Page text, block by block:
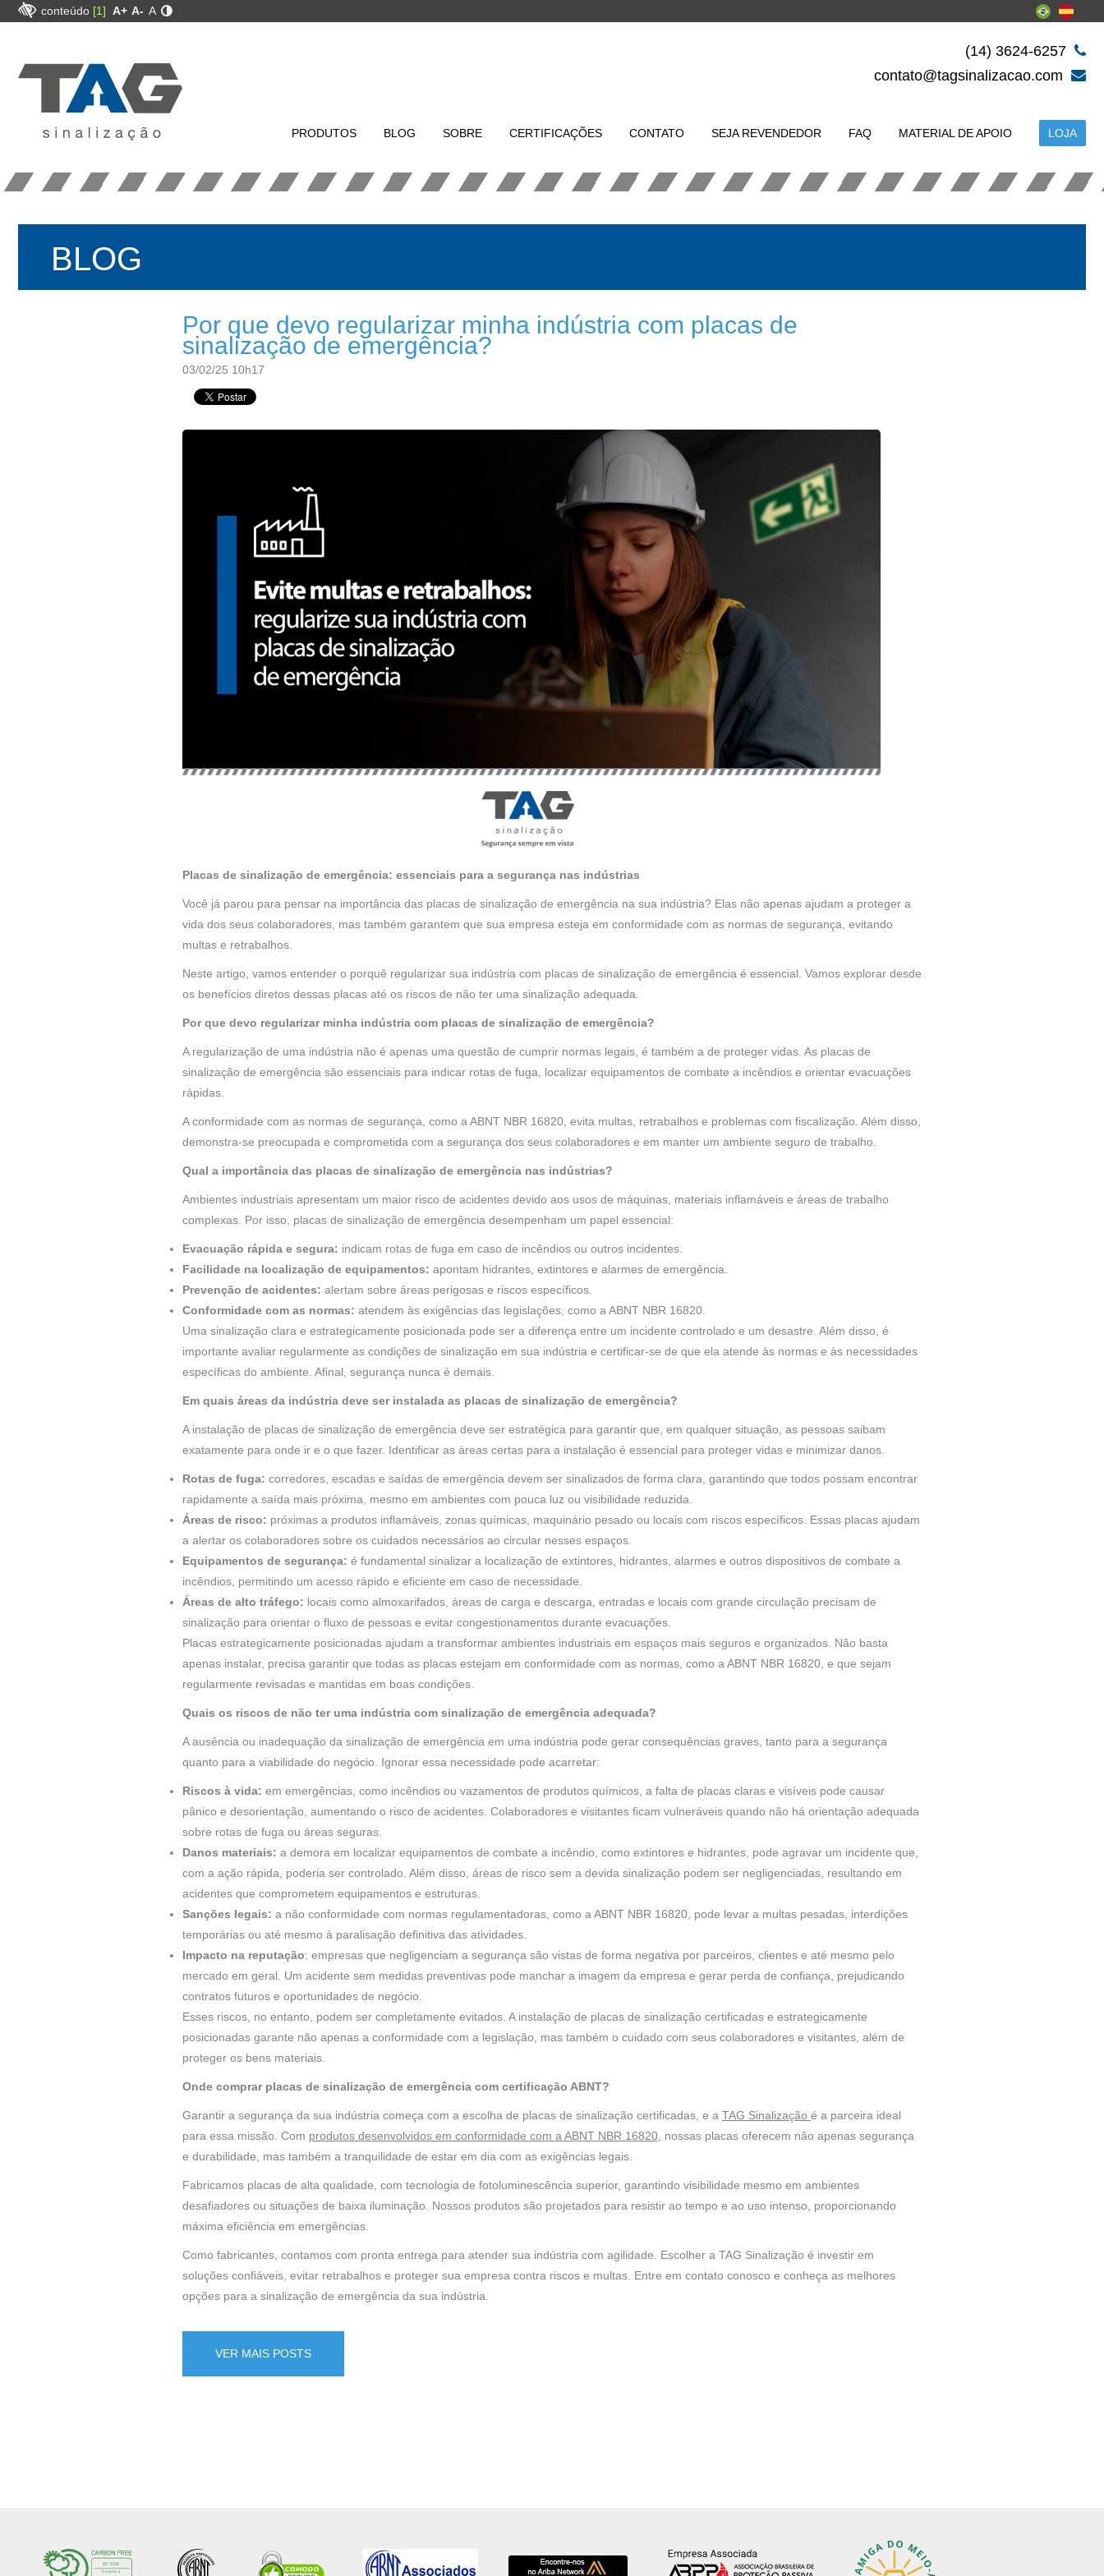
conteúdo [1] A+ A- A
(14) 3624-6257
contato@tagsinalizacao.com
PRODUTOS BLOG SOBRE CERTIFICAÇÕES CONTATO SEJA REVENDEDOR FAQ MATERIAL DE APOIO LOJA
BLOG
Por que devo regularizar minha indústria com placas de
sinalização de emergência?
03/02/25 10h17
Placas de sinalização de emergência: essenciais para a segurança nas indústrias
Você já parou para pensar na importância das placas de sinalização de emergência na sua indústria? Elas não apenas ajudam a proteger a
vida dos seus colaboradores, mas também garantem que sua empresa esteja em conformidade com as normas de segurança, evitando
multas e retrabalhos.
Neste artigo, vamos entender o porquê regularizar sua indústria com placas de sinalização de emergência é essencial. Vamos explorar desde
os benefícios diretos dessas placas até os riscos de não ter uma sinalização adequada.
Por que devo regularizar minha indústria com placas de sinalização de emergência?
A regularização de uma indústria não é apenas uma questão de cumprir normas legais, é também a de proteger vidas. As placas de
sinalização de emergência são essenciais para indicar rotas de fuga, localizar equipamentos de combate a incêndios e orientar evacuações
rápidas.
A conformidade com as normas de segurança, como a ABNT NBR 16820, evita multas, retrabalhos e problemas com fiscalização. Além disso,
demonstra-se preocupada e comprometida com a segurança dos seus colaboradores e em manter um ambiente seguro de trabalho.
Qual a importância das placas de sinalização de emergência nas indústrias?
Ambientes industriais apresentam um maior risco de acidentes devido aos usos de máquinas, materiais inflamáveis e áreas de trabalho
complexas. Por isso, placas de sinalização de emergência desempenham um papel essencial:
Evacuação rápida e segura: indicam rotas de fuga em caso de incêndios ou outros incidentes.
Facilidade na localização de equipamentos: apontam hidrantes, extintores e alarmes de emergência.
Prevenção de acidentes: alertam sobre áreas perigosas e riscos específicos.
Conformidade com as normas: atendem às exigências das legislações, como a ABNT NBR 16820.
Uma sinalização clara e estrategicamente posicionada pode ser a diferença entre um incidente controlado e um desastre. Além disso, é
importante avaliar regularmente as condições de sinalização em sua indústria e certificar-se de que ela atende às normas e às necessidades
específicas do ambiente. Afinal, segurança nunca é demais.
Em quais áreas da indústria deve ser instalada as placas de sinalização de emergência?
A instalação de placas de sinalização de emergência deve ser estratégica para garantir que, em qualquer situação, as pessoas saibam
exatamente para onde ir e o que fazer. Identificar as áreas certas para a instalação é essencial para proteger vidas e minimizar danos.
Rotas de fuga: corredores, escadas e saídas de emergência devem ser sinalizados de forma clara, garantindo que todos possam encontrar
rapidamente a saída mais próxima, mesmo em ambientes com pouca luz ou visibilidade reduzida.
Áreas de risco: próximas a produtos inflamáveis, zonas químicas, maquinário pesado ou locais com riscos específicos. Essas placas ajudam
a alertar os colaboradores sobre os cuidados necessários ao circular nesses espaços.
Equipamentos de segurança: é fundamental sinalizar a localização de extintores, hidrantes, alarmes e outros dispositivos de combate a
incêndios, permitindo um acesso rápido e eficiente em caso de necessidade.
Áreas de alto tráfego: locais como almoxarifados, áreas de carga e descarga, entradas e locais com grande circulação precisam de
sinalização para orientar o fluxo de pessoas e evitar congestionamentos durante evacuações.
Placas estrategicamente posicionadas ajudam a transformar ambientes industriais em espaços mais seguros e organizados. Não basta
apenas instalar, precisa garantir que todas as placas estejam em conformidade com as normas, como a ABNT NBR 16820, e que sejam
regularmente revisadas e mantidas em boas condições.
Quais os riscos de não ter uma indústria com sinalização de emergência adequada?
A ausência ou inadequação da sinalização de emergência em uma indústria pode gerar consequências graves, tanto para a segurança
quanto para a viabilidade do negócio. Ignorar essa necessidade pode acarretar:
Riscos à vida: em emergências, como incêndios ou vazamentos de produtos químicos, a falta de placas claras e visíveis pode causar
pânico e desorientação, aumentando o risco de acidentes. Colaboradores e visitantes ficam vulneráveis quando não há orientação adequada
sobre rotas de fuga ou áreas seguras.
Danos materiais: a demora em localizar equipamentos de combate a incêndio, como extintores e hidrantes, pode agravar um incidente que,
com a ação rápida, poderia ser controlado. Além disso, áreas de risco sem a devida sinalização podem ser negligenciadas, resultando em
acidentes que comprometem equipamentos e estruturas.
Sanções legais: a não conformidade com normas regulamentadoras, como a ABNT NBR 16820, pode levar a multas pesadas, interdições
temporárias ou até mesmo à paralisação definitiva das atividades.
Impacto na reputação: empresas que negligenciam a segurança são vistas de forma negativa por parceiros, clientes e até mesmo pelo
mercado em geral. Um acidente sem medidas preventivas pode manchar a imagem da empresa e gerar perda de confiança, prejudicando
contratos futuros e oportunidades de negócio.
Esses riscos, no entanto, podem ser completamente evitados. A instalação de placas de sinalização certificadas e estrategicamente
posicionadas garante não apenas a conformidade com a legislação, mas também o cuidado com seus colaboradores e visitantes, além de
proteger os bens materiais.
Onde comprar placas de sinalização de emergência com certificação ABNT?
Garantir a segurança da sua indústria começa com a escolha de placas de sinalização certificadas, e a TAG Sinalização é a parceira ideal
para essa missão. Com produtos desenvolvidos em conformidade com a ABNT NBR 16820 , nossas placas oferecem não apenas segurança
e durabilidade, mas também a tranquilidade de estar em dia com as exigências legais.
Fabricamos placas de alta qualidade, com tecnologia de fotoluminescência superior, garantindo visibilidade mesmo em ambientes
desafiadores ou situações de baixa iluminação. Nossos produtos são projetados para resistir ao tempo e ao uso intenso, proporcionando
máxima eficiência em emergências.
Como fabricantes, contamos com pronta entrega para atender sua indústria com agilidade. Escolher a TAG Sinalização é investir em
soluções confiáveis, evitar retrabalhos e proteger sua empresa contra riscos e multas. Entre em contato conosco e conheça as melhores
opções para a sinalização de emergência da sua indústria.
VER MAIS POSTS